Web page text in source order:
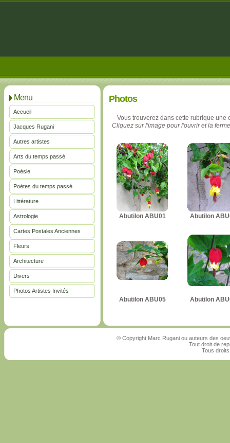
Menu
Accueil
Jacques Rugani
Autres artistes
Arts du temps passé
Poésie
Poètes du temps passé
Littérature
Astrologie
Cartes Postales Anciennes
Fleurs
Architecture
Divers
Photos Artistes Invités
Photos
Vous trouverez dans cette rubrique une
Cliquez sur l'image pour l'ouvrir et la
Abutilon ABU01 Abutilon
Abutilon ABU05 Abutilon
© Copyright Marc Rugani ou auteurs des
Tout droit de
Tous